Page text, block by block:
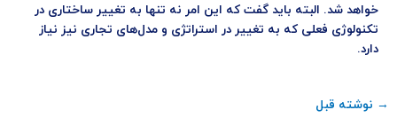
خواهد شد. البته باید گفت که این امر نه تنها به تغییر ساختاری در
تکنولوژی فعلی که به تغییر در استراتژی و مدل‌های تجاری نیز نیاز
دارد.
→ نوشته قبل